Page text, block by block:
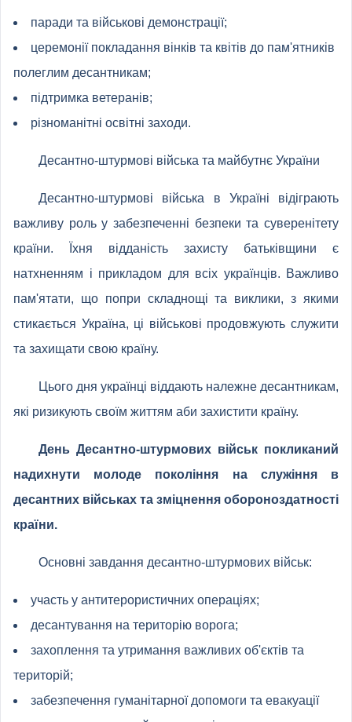
паради та військові демонстрації;
церемонії покладання вінків та квітів до пам'ятників
полеглим десантникам;
підтримка ветеранів;
різноманітні освітні заходи.
Десантно-штурмові війська та майбутнє України
Десантно-штурмові війська в Україні відіграють
важливу роль у забезпеченні безпеки та суверенітету
країни. Їхня відданість захисту батьківщини є
натхненням і прикладом для всіх українців. Важливо
пам'ятати, що попри складнощі та виклики, з якими
стикається Україна, ці військові продовжують служити
та захищати свою країну.
Цього дня українці віддають належне десантникам,
які ризикують своїм життям аби захистити країну.
День Десантно-штурмових військ покликаний
надихнути молоде покоління на служіння в
десантних військах та зміцнення обороноздатності
країни.
Основні завдання десантно-штурмових військ:
участь у антитерористичних операціях;
десантування на територію ворога;
захоплення та утримання важливих об'єктів та
територій;
забезпечення гуманітарної допомоги та евакуації